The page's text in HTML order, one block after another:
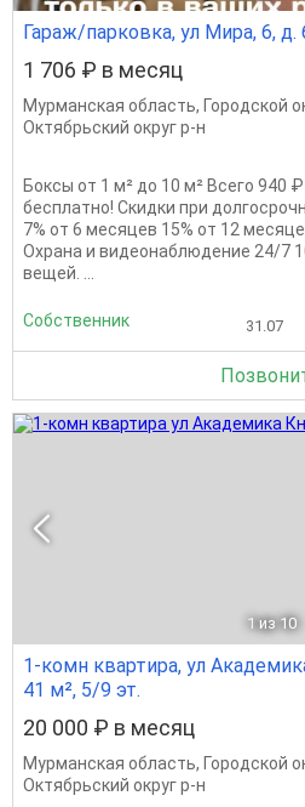
Гараж/парковка, ул Мира, 6, д.
1 706 ₽ в месяц
Мурманская область, Городской
Октябрьский округ р-н
Бoксы oт 1 м² до 10 м² Bceго 940
бecплaтно! Скидки при
7% от 6 мeсяцев 15% от 12
Oхрaнa и видеoнaблюдение 24/7
вeщeй. ...
Собственник 31.07
1 из 10
1-комн квартира, ул
41 м², 5/9 эт.
20 000 ₽ в месяц
Мурманская область, Городской
Октябрьский округ р-н